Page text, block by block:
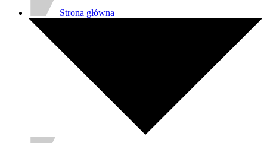
Strona główna